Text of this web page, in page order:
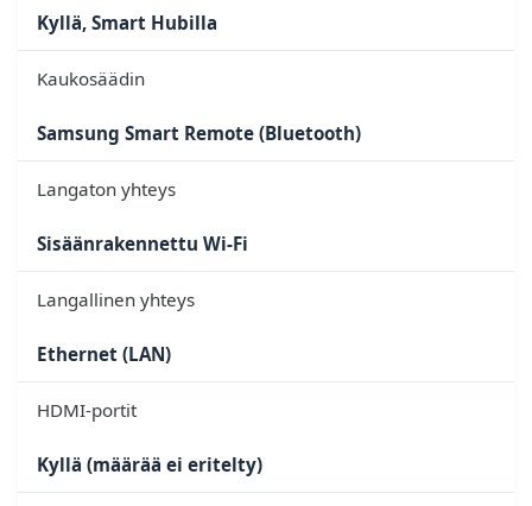
Kyllä, Smart Hubilla
Kaukosäädin
Samsung Smart Remote (Bluetooth)
Langaton yhteys
Sisäänrakennettu Wi-Fi
Langallinen yhteys
Ethernet (LAN)
HDMI-portit
Kyllä (määrää ei eritelty)